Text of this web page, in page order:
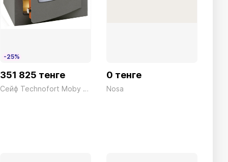
-25%
351 825 тенге
Сейф Technofort Moby Trony DMT/7P Электронный серый Technomax 61кг
0 тенге
Nosa